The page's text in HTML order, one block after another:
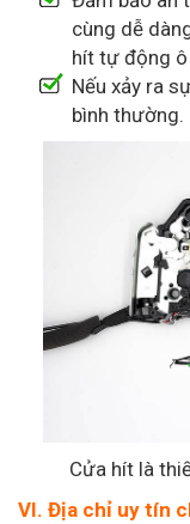
cùng dễ
hít tự động
Nếu xảy ra
bình thường.
Cửa hít là
VI. Địa chỉ uy tín